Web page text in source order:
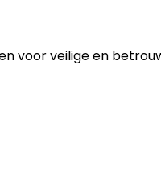
voor veilige en